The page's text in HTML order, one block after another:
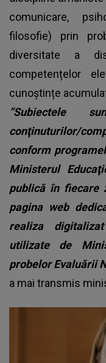
comunicare,
filosofie) prin
diversitate a
competențelor
cunoștințe
”Subiectele
conţinuturilor/
conform
Ministerul
publică în fiecare
pagina web
realiza
utilizate de
probelor Evaluării
a mai transmis